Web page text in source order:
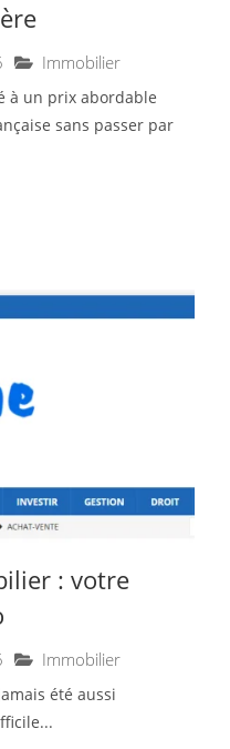
Immobilier
à un prix abordable
sans passer par
: votre
Immobilier
été aussi